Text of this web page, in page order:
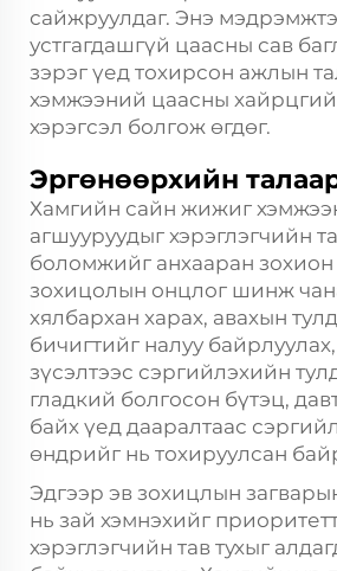
сайжруулдаг. Энэ
устгагдашгүй цаасны сав
зэрэг үед тохирсон ажлын
хэмжээний цаасны
хэрэгсэл болгож өгдөг.
Эргөнөөрхийн
Хамгийн сайн жижиг
агшууруудыг хэрэглэгчийн
боломжийг анхааран зохион
зохицолын онцлог шинж
хялбархан харах, авахын
бичигтийг налуу
зүсэлтээс сэргийлэхийн
гладкий болгосон бүтэц,
байх үед дааралтаас
өндрийг нь тохируулсан
Эдгээр эв зохицлын
нь зай хэмнэхийг
хэрэглэгчийн тав тухыг